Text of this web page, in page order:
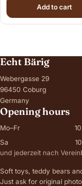
Add to cart
Echt Bärig
Webergasse 29
96450 Coburg
Germany
Opening hours
Mo–Fr
Sa
und jederzeit nach
Soft toys, teddy bears
Just ask for original